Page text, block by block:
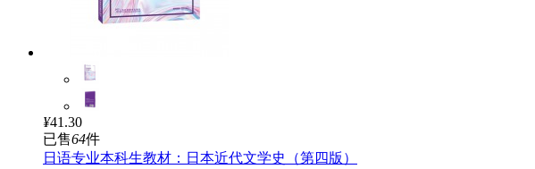
¥41.30
已售64件
日语专业本科生教材：日本近代文学史（第四版）